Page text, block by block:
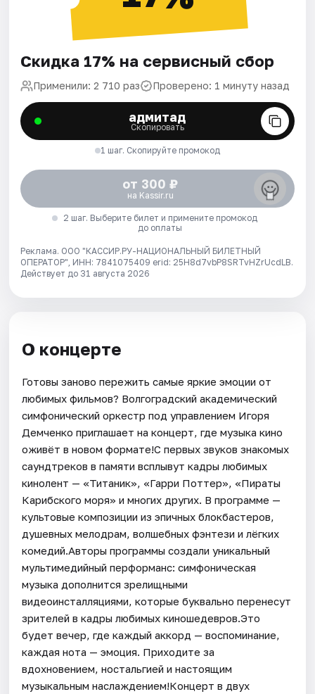
Скидка 17% на сервисный сбор
Применили: 2 710 раз Проверено: 1 минуту назад
адмитад
Скопировать
1 шаг. Скопируйте промокод
от 300 ₽
на Kassir.ru
2 шаг. Выберите билет и примените промокод
до оплаты
Реклама. ООО "КАССИР.РУ-НАЦИОНАЛЬНЫЙ БИЛЕТНЫЙ
ОПЕРАТОР", ИНН: 7841075409 erid: 25H8d7vbP8SRTvHZrUcdLB.
Действует до 31 августа 2026
О концерте
Готовы заново пережить самые яркие эмоции от
любимых фильмов? Волгоградский академический
симфонический оркестр под управлением Игоря
Демченко приглашает на концерт, где музыка кино
оживёт в новом формате!С первых звуков знакомых
саундтреков в памяти всплывут кадры любимых
кинолент — «Титаник», «Гарри Поттер», «Пираты
Карибского моря» и многих других. В программе —
культовые композиции из эпичных блокбастеров,
душевных мелодрам, волшебных фэнтези и лёгких
комедий.Авторы программы создали уникальный
мультимедийный перформанс: симфоническая
музыка дополнится зрелищными
видеоинсталляциями, которые буквально перенесут
зрителей в кадры любимых киношедевров.Это
будет вечер, где каждый аккорд — воспоминание,
каждая нота — эмоция. Приходите за
вдохновением, ностальгией и настоящим
музыкальным наслаждением!Концерт в двух